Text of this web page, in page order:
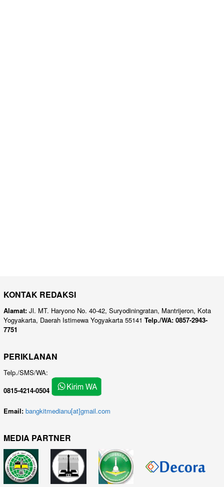
KONTAK REDAKSI
Alamat: Jl. MT. Haryono No. 40-42, Suryodiningratan, Mantrijeron, Kota
Yogyakarta, Daerah Istimewa Yogyakarta 55141 Telp./WA: 0857-2943-
7751
PERIKLANAN
Telp./SMS/WA:
0815-4214-0504
Email: bangkitmedianu[at]gmail.com
MEDIA PARTNER